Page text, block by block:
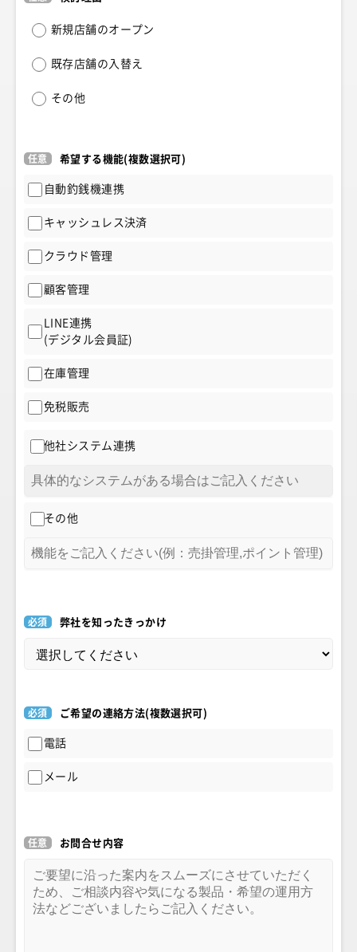
新規店舗のオープン
既存店舗の入替え
その他
任意 希望する機能(複数選択可)
自動釣銭機連携
キャッシュレス決済
クラウド管理
顧客管理
LINE連携
(デジタル会員証)
在庫管理
免税販売
他社システム連携
その他
必須 弊社を知ったきっかけ
必須 ご希望の連絡方法(複数選択可)
電話
メール
任意 お問合せ内容